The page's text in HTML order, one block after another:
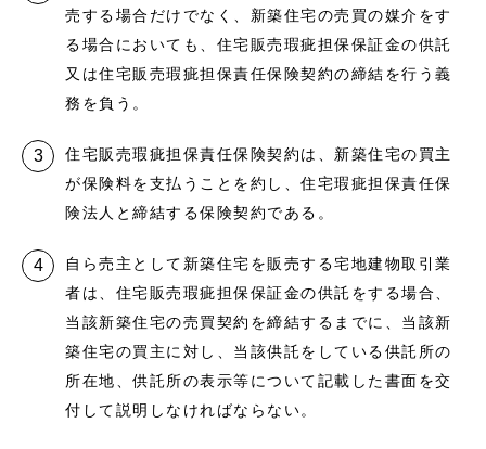
売する場合だけでなく、新築住宅の売買の媒介をす
る場合においても、住宅販売瑕疵担保保証金の供託
又は住宅販売瑕疵担保責任保険契約の締結を行う義
務を負う。
住宅販売瑕疵担保責任保険契約は、新築住宅の買主
が保険料を支払うことを約し、住宅瑕疵担保責任保
険法人と締結する保険契約である。
自ら売主として新築住宅を販売する宅地建物取引業
者は、住宅販売瑕疵担保保証金の供託をする場合、
当該新築住宅の売買契約を締結するまでに、当該新
築住宅の買主に対し、当該供託をしている供託所の
所在地、供託所の表示等について記載した書面を交
付して説明しなければならない。